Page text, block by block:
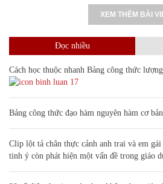
XEM THÊM BÀI
Đọc nhiều
Cách học thuộc nhanh Bảng công thức
17
Bảng công thức đạo hàm nguyên hàm cơ
Clip lột tả chân thực cảnh anh trai và em
tinh ý còn phát hiện một vấn đề trong giáo